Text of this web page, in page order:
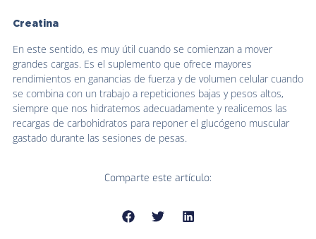
Creatina
En este sentido, es muy útil cuando se comienzan a mover
grandes cargas. Es el suplemento que ofrece mayores
rendimientos en ganancias de fuerza y de volumen celular cuando
se combina con un trabajo a repeticiones bajas y pesos altos,
siempre que nos hidratemos adecuadamente y realicemos las
recargas de carbohidratos para reponer el glucógeno muscular
gastado durante las sesiones de pesas.
Comparte este artículo: